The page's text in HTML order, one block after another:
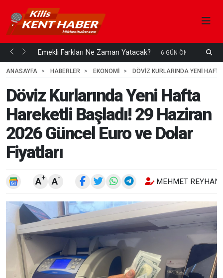
mi... Emekli Farkları Ne Zaman Yatacak? 6 GÜN ÖNCE
ANASAYFA
HABERLER EKONOMİ DÖVIZ KURLARINDA YENI
Döviz Kurlarında Yeni Hafta
Hareketli Başladı! 29 Haziran
2026 Güncel Euro ve Dolar
Fiyatları
A+ A- MEHMET